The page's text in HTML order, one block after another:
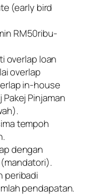
(early bird
RM50ribu-
overlap loan
overlap
in-house
Pinjaman
tempoh
dengan
peribadi
pendapatan.